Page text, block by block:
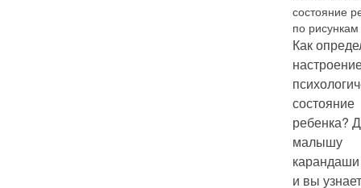
Как
состояние
ребенка?
малышу
и вы